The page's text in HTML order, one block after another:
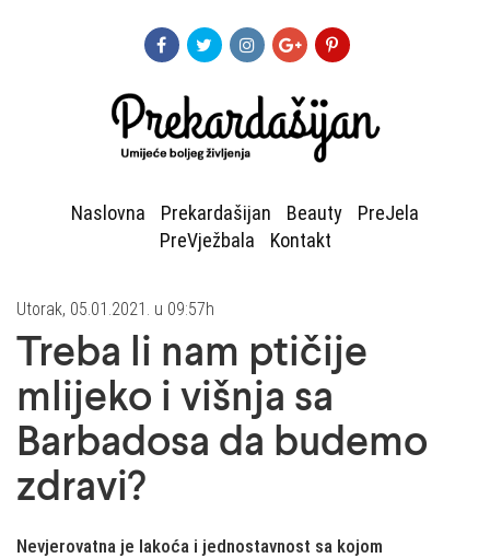
Naslovna Prekardašijan Beauty
PreJela
PreVježbala
Kontakt
Utorak, 05.01.2021. u 09:57h
Treba li nam ptičije
mlijeko i višnja sa
Barbadosa da budemo
zdravi?
Nevjerovatna je lakoća i jednostavnost sa kojom